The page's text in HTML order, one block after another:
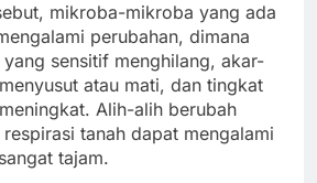
mikroba-mikroba yang ada
perubahan, dimana
yang sensitif menghilang, akar-
atau mati, dan tingkat
Alih-alih berubah
tanah dapat mengalami
tajam.